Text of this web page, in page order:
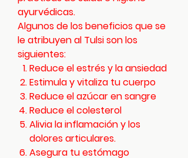
ayurvédicas.
Algunos de los beneficios que se
le atribuyen al Tulsi son los
siguientes:
Reduce el estrés y la ansiedad
Estimula y vitaliza tu cuerpo
Reduce el azúcar en sangre
Reduce el colesterol
Alivia la inflamación y los
dolores articulares.
Asegura tu estómago